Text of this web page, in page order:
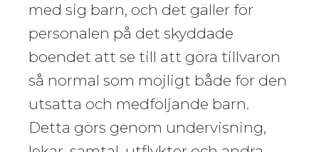
med sig barn, och det gäller för
personalen på det skyddade
boendet att se till att göra tillvaron
så normal som möjligt både för den
utsatta och medföljande barn.
Detta görs genom undervisning,